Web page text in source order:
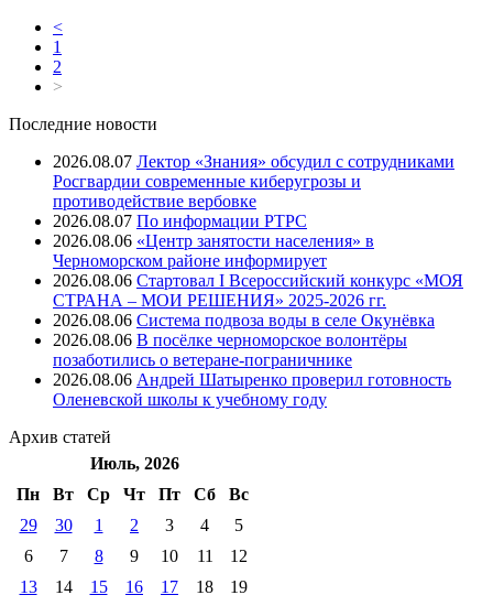
<
1
2
>
Последние новости
2026.08.07 Лектор «Знания» обсудил с сотрудниками
Росгвардии современные киберугрозы и
противодействие вербовке
2026.08.07 ⁠По информации РТРС
2026.08.06 «Центр занятости населения» в
Черноморском районе информирует
2026.08.06 Стартовал I Всероссийский конкурс «МОЯ
СТРАНА – МОИ РЕШЕНИЯ» 2025-2026 гг.
2026.08.06 Система подвоза воды в селе Окунёвка
2026.08.06 В посёлке черноморское волонтёры
позаботились о ветеране-пограничнике
2026.08.06 Андрей Шатыренко проверил готовность
Оленевской школы к учебному году
Архив статей
Июль, 2026
Пн
Вт Ср Чт Пт Cб
Вс
29
30 1 2 3 4
5
6
7 8 9 10 11
12
13
14 15 16 17 18
19